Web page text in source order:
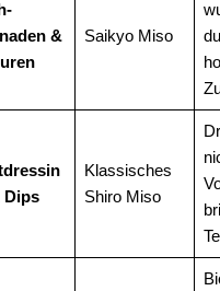
&
Saikyo Miso
Dips
Klassisches
Shiro Miso